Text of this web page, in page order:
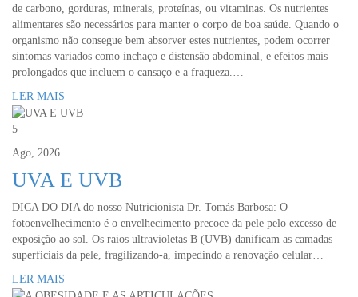
de carbono, gorduras, minerais, proteínas, ou vitaminas. Os nutrientes
alimentares são necessários para manter o corpo de boa saúde. Quando o
organismo não consegue bem absorver estes nutrientes, podem ocorrer
sintomas variados como inchaço e distensão abdominal, e efeitos mais
prolongados que incluem o cansaço e a fraqueza.…
LER MAIS
5
Ago, 2026
UVA E UVB
DICA DO DIA do nosso Nutricionista Dr. Tomás Barbosa: O
fotoenvelhecimento é o envelhecimento precoce da pele pelo excesso de
exposição ao sol. Os raios ultravioletas B (UVB) danificam as camadas
superficiais da pele, fragilizando-a, impedindo a renovação celular…
LER MAIS